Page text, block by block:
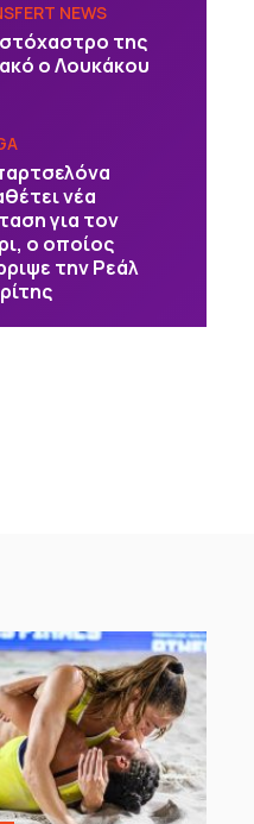
NEWS
της
ο Λουκάκου
νέα
για τον
ο οποίος
την Ρεάλ